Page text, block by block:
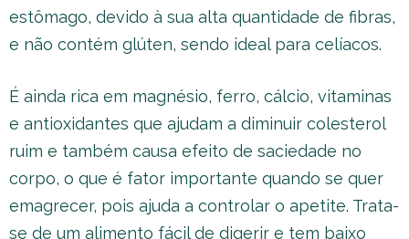
estômago, devido à sua alta quantidade de fibras,
e não contém glúten, sendo ideal para celíacos.
É ainda rica em magnésio, ferro, cálcio, vitaminas
e antioxidantes que ajudam a diminuir colesterol
ruim e também causa efeito de saciedade no
corpo, o que é fator importante quando se quer
emagrecer, pois ajuda a controlar o apetite. Trata-
se de um alimento fácil de digerir e tem baixo